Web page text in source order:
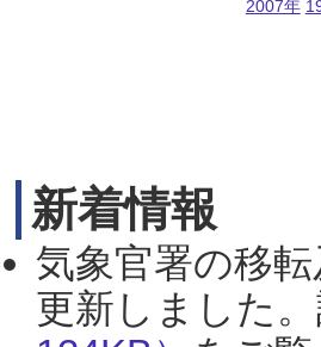
2007年
新着情報
気象官署の移
更新しました